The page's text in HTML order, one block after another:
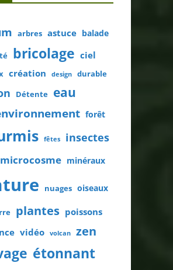
arbres astuce balade
bricolage ciel
création design durable
Détente eau
forêt
fêtes insectes
microcosme minéraux
nuages oiseaux
plantes poissons
vidéo volcan zen
étonnant